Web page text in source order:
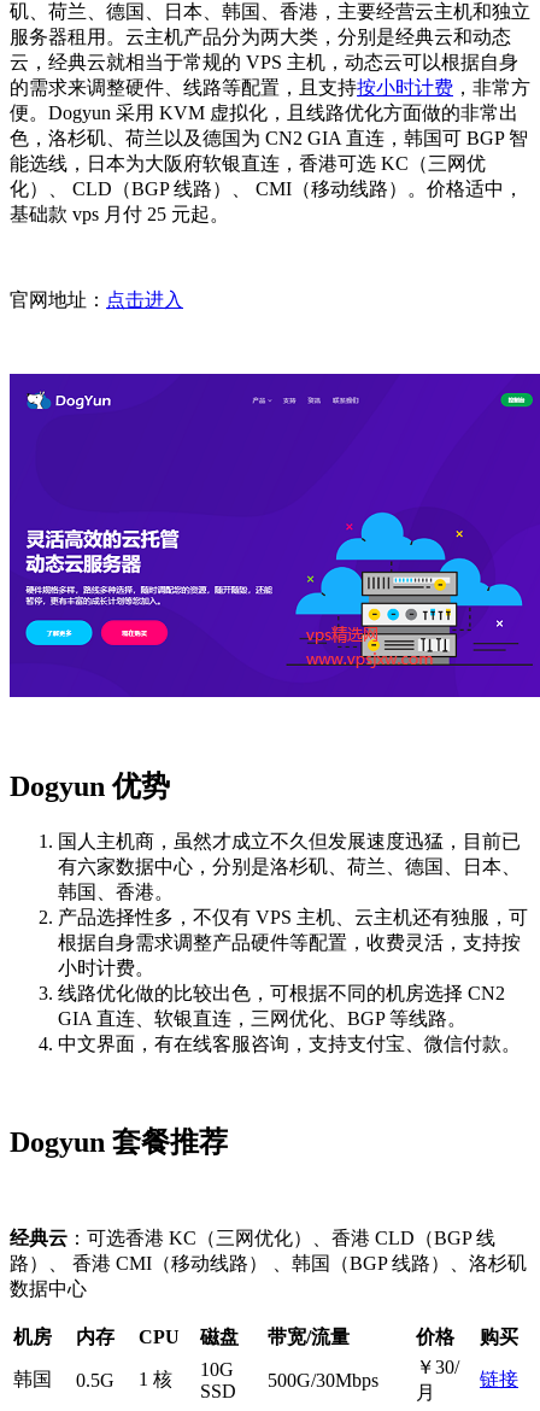
矶、荷兰、德国、日本、韩国、香港，主要经营云主机和独立
服务器租用。云主机产品分为两大类，分别是经典云和动态
云，经典云就相当于常规的 VPS 主机，动态云可以根据自身
的需求来调整硬件、线路等配置，且支持按小时计费 ，非常方
便。Dogyun 采用 KVM 虚拟化，且线路优化方面做的非常出
色，洛杉矶、荷兰以及德国为 CN2 GIA 直连，韩国可 BGP 智
能选线，日本为大阪府软银直连，香港可选 KC（三网优
化）、 CLD（BGP 线路）、 CMI（移动线路）。价格适中，
基础款 vps 月付 25 元起。
官网地址： 点击进入
Dogyun 优势
国人主机商，虽然才成立不久但发展速度迅猛，目前已
有六家数据中心，分别是洛杉矶、荷兰、德国、日本、
韩国、香港。
产品选择性多，不仅有 VPS 主机、云主机还有独服，可
根据自身需求调整产品硬件等配置，收费灵活，支持按
小时计费。
线路优化做的比较出色，可根据不同的机房选择 CN2
GIA 直连、软银直连，三网优化、BGP 等线路。
中文界面，有在线客服咨询，支持支付宝、微信付款。
Dogyun 套餐推荐
经典云 ：可选香港 KC（三网优化）、香港 CLD（BGP 线
路）、 香港 CMI（移动线路） 、韩国（BGP 线路）、洛杉矶
数据中心
机房 内存 CPU 磁盘 带宽/流量 价格 购买
韩国 0.5G 1 核
10G
SSD
500G/30Mbps
￥30/
月
链接